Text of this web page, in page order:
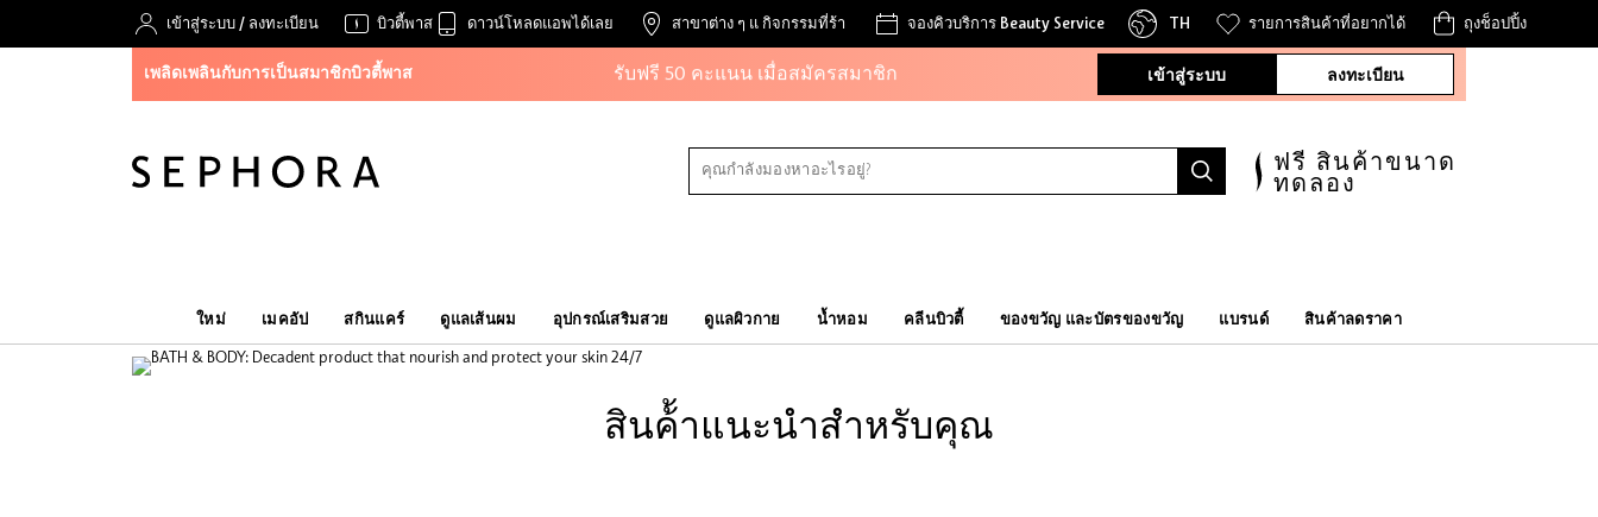
เข้าสู่ระบบ / ลงทะเบียน บิวตี้พาส ดาวน์โหลดแอพได้เลย สาขาต่าง ๆ แ กิจกรรมที่ร้า จองคิวบริการ Beauty Service TH รายการสินค้าที่อยากได้ ถุงช็อปปิ้ง
เพลิดเพลินกับการเป็นสมาชิกบิวตี้พาส
รับฟรี 50 คะแนน เมื่อสมัครสมาชิก
และสิทธิะิเศษอีกมากมาย!
เข้าสู่ระบบ ลงทะเบียน
ฟรี สินค้าขนาด
ทดลอง
ใหม่ เมคอัป สกินแคร์ ดูแลเส้นผม อุปกรณ์เสริมสวย ดูแลผิวกาย น้ำหอม คลีนบิวตี้ ของขวัญ และบัตรของขวัญ แบรนด์ สินค้าลดราคา
สินค้้าแนะนำสำหรับคุณ